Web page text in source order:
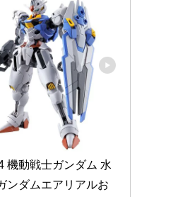
機動戦士ガンダム 水
ンダムエアリアルお